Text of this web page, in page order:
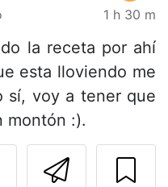
1 h 30 m
la receta por ahí
esta lloviendo me
sí, voy a tener que
montón :).
Imprimir
al autor